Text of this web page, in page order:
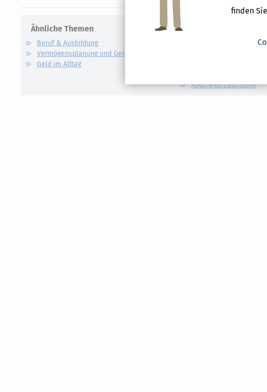
finden
Ähnliche Themen
Beruf & Ausbildung
Vermögensplanung und Geldanlage
Geld im Alltag
Apothekerzuschüsse